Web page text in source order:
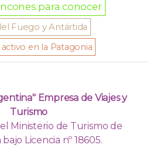
para conocer
Fuego y Antártida
en la Patagonia
Empresa de Viajes y
Turismo
Ministerio de Turismo de
Licencia nº 18605.